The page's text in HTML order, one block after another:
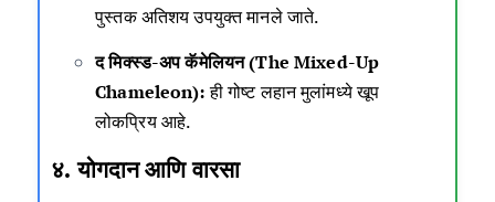
पुस्तक अतिशय उपयुक्त मानले जाते.
द मिक्स्ड-अप कॅमेलियन (The Mixed-Up
Chameleon):ही गोष्ट लहान मुलांमध्ये खूप
लोकप्रिय आहे.
४. योगदान आणि वारसा